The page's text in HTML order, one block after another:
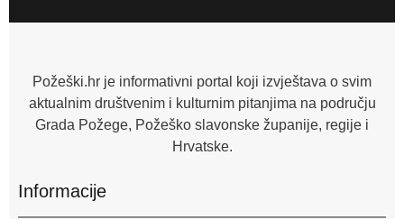
o
f
Požeški.hr je informativni portal koji izvještava o svim
aktualnim društvenim i kulturnim pitanjima na području
Grada Požege, Požeško slavonske županije, regije i
Hrvatske.
Informacije